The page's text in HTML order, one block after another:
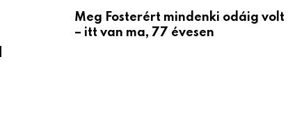
Meg Fosterért mindenki odáig volt
– itt van ma, 77 évesen